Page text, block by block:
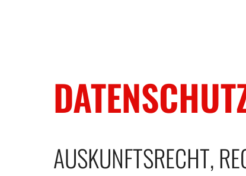
AUSKUNFTSRECHT,